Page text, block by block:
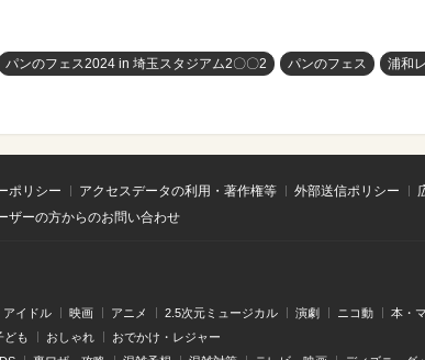
パンのフェス2024 in 埼⽟スタジアム2〇〇2 パンのフェス 浦和
ポリシー アクセスデータの利用・著作権等 外部送信ポリシー
ザーの方からのお問い合わせ
アイドル 映画 アニメ 2.5次元ミュージカル 演劇 ニコ動 本・
ども おしゃれ おでかけ・レジャー